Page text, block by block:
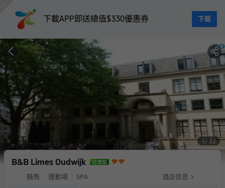
下載APP即送總值$330優惠券 下載
1 32
B&B Limes Oudwijk
騎馬 運動場 SPA 酒店信息